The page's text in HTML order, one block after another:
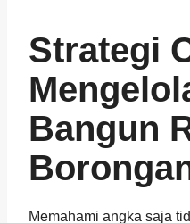
Strategi
Bangun
Memahami angka saja